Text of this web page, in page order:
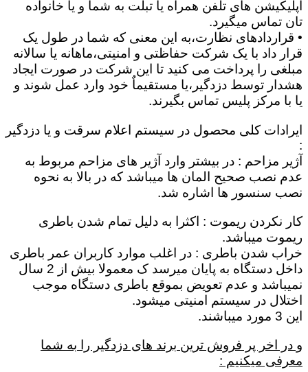
اپلیکیشن های تلفن همراه یا تبلت به شما و یا خانواده
تان تماس میگیرد.
• قراردادهای نظارت،به این معنی که شما در طول یک
قرار داد با یک شرکت حفاظتی و امنیتی،ماهانه یا سالانه
مبلغی را پرداخت می کنید تا این شرکت در صورت ایجاد
هشدار توسط دزدگیر،یا مستقیماٌ خود وارد عمل شوند و
یا با مرکز پلیس تماس بگیرند.
ایرادات کلی محصول در سیستم اعلام سرقت و یا دزدگیر
:
آژیر مزاحم : در بیشتر وارد آژیر های مزاحم مربوط به
عدم نصب صحیح المان ها میباشد که در بالا به نحوه
نصب سنسور ها اشاره شد.
کار نکردن ریموت : اکثرا به دلیل تمام شدن باطری
ریموت میباشد.
خراب شدن باطری : در اغلب موارد کاربران عمر باطری
داخل دستگاه به پایان میرسد ک معمولا بیش از 2 سال
نمیباشد و عدم تعویض بموقع باطری دستگاه موجب
اختلال در سیستم امنیتی میشود.
این 3 مورد میباشند.
و در اخر پر فروش ترین برند های دزدگیر را به شما
معرفی میکنیم :